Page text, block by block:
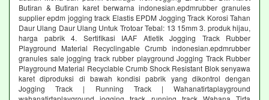
Butiran & Butiran karet berwarna indonesian.epdmrubber granules
supplier epdm jogging track Elastis EPDM Jogging Track Korosi Tahan
Daur Ulang Daur Ulang Untuk Trotoar Tebal: 13 15mm 3. produk hijau,
harga pabrik 4. Sertifikasi IAAF Atletik Jogging Track Rubber
Playground Material Recyclingable Crumb indonesian.epdmrubber
granules sale jogging track rubber playground Jogging Track Rubber
Playground Material Recyclable Crumb Shock Resistant Blok senyawa
karet diproduksi di bawah kondisi pabrik yang dikontrol dengan
Jogging Track | Running Track | Wahanatirtaplayground